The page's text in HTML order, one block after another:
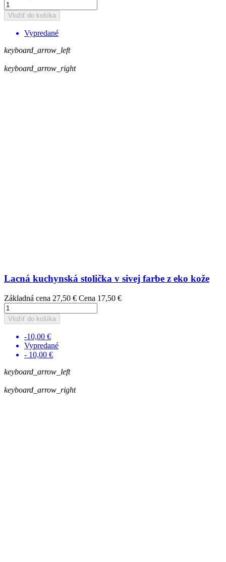
Vložiť do košíka
Vypredané
keyboard_arrow_left
keyboard_arrow_right
Lacná kuchynská stolička v sivej farbe z eko kože
Základná cena 27,50 € Cena 17,50 €
Vložiť do košíka
-10,00 €
Vypredané
- 10,00 €
keyboard_arrow_left
keyboard_arrow_right